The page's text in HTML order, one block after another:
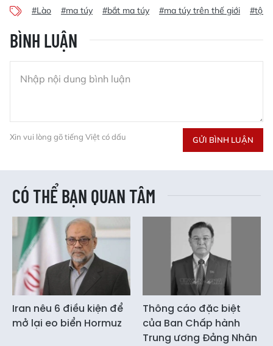
#Lào #ma túy #bắt ma túy #ma túy trên thế giới #tội
BÌNH LUẬN
Xin vui lòng gõ tiếng Việt có dấu GỬI BÌNH LUẬN
CÓ THỂ BẠN QUAN TÂM
Iran nêu 6 điều kiện để
mở lại eo biển Hormuz
Thông cáo đặc biệt
của Ban Chấp hành
Trung ương Đảng Nhân